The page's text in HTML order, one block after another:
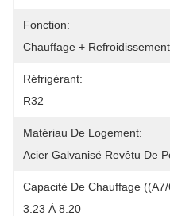
Fonction:
Chauffage +
Réfrigérant:
R32
Matériau De Logement:
Acier Galvanisé Revêtu De
Capacité De Chauffage
3.23 À 8.20